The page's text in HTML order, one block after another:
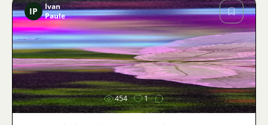
Zdjęcie
IP
Ivan
Paule
454 1